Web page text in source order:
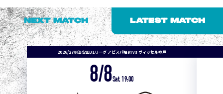
NEXT MATCH LATEST MATCH
2026/27明治安田J1リーグ アビスパ福岡 vs ヴィッセル神戸
8/8Sat. 19:00